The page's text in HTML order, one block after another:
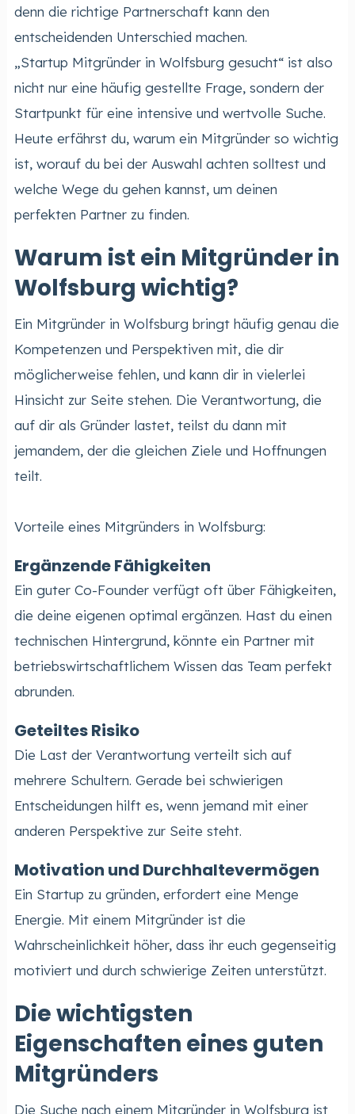
denn die richtige Partnerschaft kann den
entscheidenden Unterschied machen.
„Startup Mitgründer in Wolfsburg gesucht“ ist also
nicht nur eine häufig gestellte Frage, sondern der
Startpunkt für eine intensive und wertvolle Suche.
Heute erfährst du, warum ein Mitgründer so wichtig
ist, worauf du bei der Auswahl achten solltest und
welche Wege du gehen kannst, um deinen
perfekten Partner zu finden.
Warum ist ein Mitgründer in
Wolfsburg wichtig?
Ein Mitgründer in Wolfsburg bringt häufig genau die
Kompetenzen und Perspektiven mit, die dir
möglicherweise fehlen, und kann dir in vielerlei
Hinsicht zur Seite stehen. Die Verantwortung, die
auf dir als Gründer lastet, teilst du dann mit
jemandem, der die gleichen Ziele und Hoffnungen
teilt.
Vorteile eines Mitgründers in Wolfsburg:
Ergänzende Fähigkeiten
Ein guter Co-Founder verfügt oft über Fähigkeiten,
die deine eigenen optimal ergänzen. Hast du einen
technischen Hintergrund, könnte ein Partner mit
betriebswirtschaftlichem Wissen das Team perfekt
abrunden.
Geteiltes Risiko
Die Last der Verantwortung verteilt sich auf
mehrere Schultern. Gerade bei schwierigen
Entscheidungen hilft es, wenn jemand mit einer
anderen Perspektive zur Seite steht.
Motivation und Durchhaltevermögen
Ein Startup zu gründen, erfordert eine Menge
Energie. Mit einem Mitgründer ist die
Wahrscheinlichkeit höher, dass ihr euch gegenseitig
motiviert und durch schwierige Zeiten unterstützt.
Die wichtigsten
Eigenschaften eines guten
Mitgründers
Die Suche nach einem Mitgründer in Wolfsburg ist